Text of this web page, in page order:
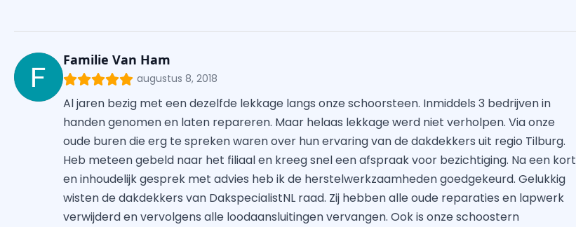
Familie Van Ham
augustus 8, 2018
Al jaren bezig met een dezelfde lekkage langs onze schoorsteen. Inmiddels 3 bedrijven in
handen genomen en laten repareren. Maar helaas lekkage werd niet verholpen. Via onze
oude buren die erg te spreken waren over hun ervaring van de dakdekkers uit regio Tilburg.
Heb meteen gebeld naar het filiaal en kreeg snel een afspraak voor bezichtiging. Na een kort
en inhoudelijk gesprek met advies heb ik de herstelwerkzaamheden goedgekeurd. Gelukkig
wisten de dakdekkers van DakspecialistNL raad. Zij hebben alle oude reparaties en lapwerk
verwijderd en vervolgens alle loodaansluitingen vervangen. Ook is onze schoostern